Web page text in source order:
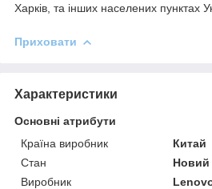
Харків, та інших населених пунктах
Приховати
Характеристики
Основні атрибути
Країна виробник
Китай
Стан
Новий
Виробник